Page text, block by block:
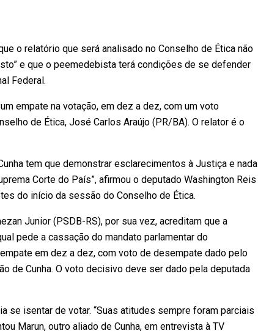
o relatório que será analisado no Conselho de Ética não
e que o peemedebista terá condições de se defender
Federal.
empate na votação, em dez a dez, com um voto
de Ética, José Carlos Araújo (PR/BA). O relator é o
tem que demonstrar esclarecimentos à Justiça e nada
Corte do País”, afirmou o deputado Washington Reis
do início da sessão do Conselho de Ética.
Junior (PSDB-RS), por sua vez, acreditam que a
pede a cassação do mandato parlamentar do
em dez a dez, com voto de desempate dado pelo
de Cunha. O voto decisivo deve ser dado pela deputada
se isentar de votar. “Suas atitudes sempre foram parciais
Marun, outro aliado de Cunha, em entrevista à TV